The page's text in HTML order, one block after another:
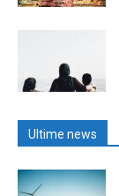
Ultime news